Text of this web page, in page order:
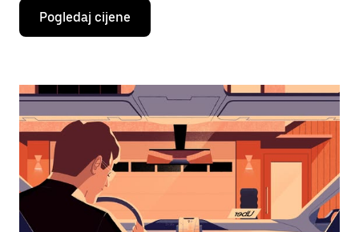
Pritisni
tipku
sa
za
s
kalendarom
odaberi
datum.
Pritisni
tipku
escape
Pogledaj cijene